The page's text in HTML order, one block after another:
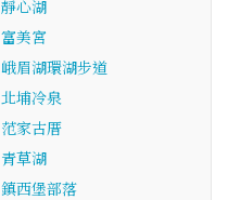
靜心湖
富美宮
峨眉湖環湖步道
北埔冷泉
范家古厝
青草湖
鎮西堡部落